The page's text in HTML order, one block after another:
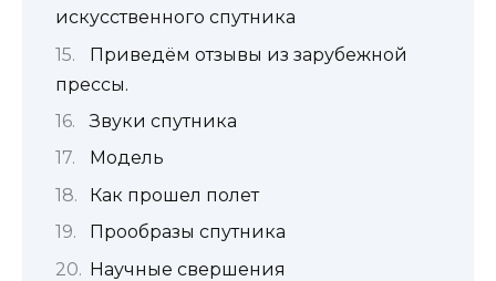
искусственного спутника
Приведём отзывы из зарубежной
прессы.
Звуки спутника
Модель
Как прошел полет
Прообразы спутника
Научные свершения